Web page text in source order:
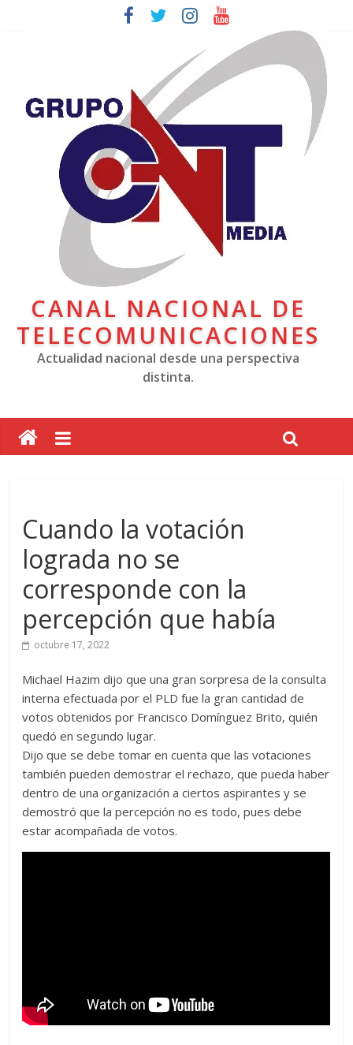
CANAL NACIONAL DE
TELECOMUNICACIONES
Actualidad nacional desde una perspectiva
distinta.
Cuando la votación
lograda no se
corresponde con la
percepción que había
octubre 17, 2022
Michael Hazim dijo que una gran sorpresa de la consulta
interna efectuada por el PLD fue la gran cantidad de
votos obtenidos por Francisco Domínguez Brito, quién
quedó en segundo lugar.
Dijo que se debe tomar en cuenta que las votaciones
también pueden demostrar el rechazo, que pueda haber
dentro de una organización a ciertos aspirantes y se
demostró que la percepción no es todo, pues debe
estar acompañada de votos.